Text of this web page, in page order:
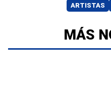
ARTISTAS
MÁS